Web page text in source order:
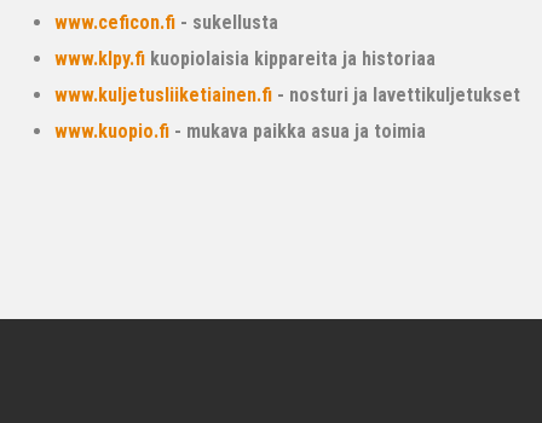
www.ceficon.fi - sukellusta
www.klpy.fi kuopiolaisia kippareita ja historiaa
www.kuljetusliiketiainen.fi - nosturi ja lavettikuljetukset
www.kuopio.fi - mukava paikka asua ja toimia